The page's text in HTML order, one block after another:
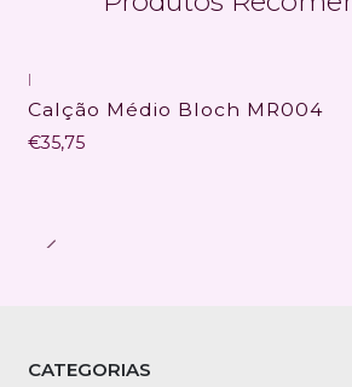
|
Calção Médio Bloch MR004
€35,75
CATEGORIAS